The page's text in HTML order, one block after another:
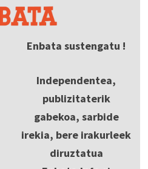
Enbata sustengatu !
Independentea,
publizitaterik
gabekoa, sarbide
irekia, bere irakurleek
diruztatua